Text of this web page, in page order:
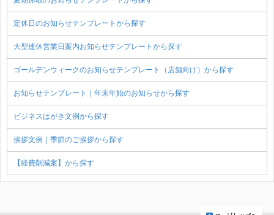
定休日のお知らせテンプレートから探す
大型連休営業日案内お知らせテンプレートから探す
ゴールデンウィークのお知らせテンプレート（店舗向け）から探す
お知らせテンプレート｜年末年始のお知らせから探す
ビジネスはがき文例から探す
挨拶文例｜季節のご挨拶から探す
【経費削減案】から探す